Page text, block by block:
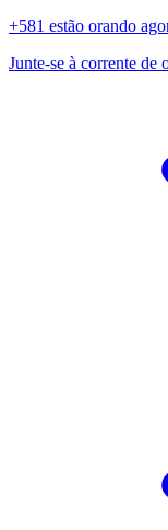
+581 estão orando
Junte-se à corrente de